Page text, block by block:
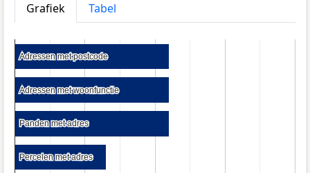
Grafiek
Tabel
Adressen met postcode
Adressen met postcode
Adressen met woonfunctie
Adressen met woonfunctie
Panden met adres
Panden met adres
Percelen met adres
Percelen met adres